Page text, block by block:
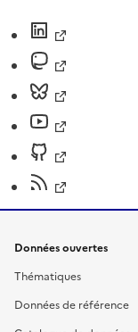
Données ouvertes
Thématiques
Données de référence